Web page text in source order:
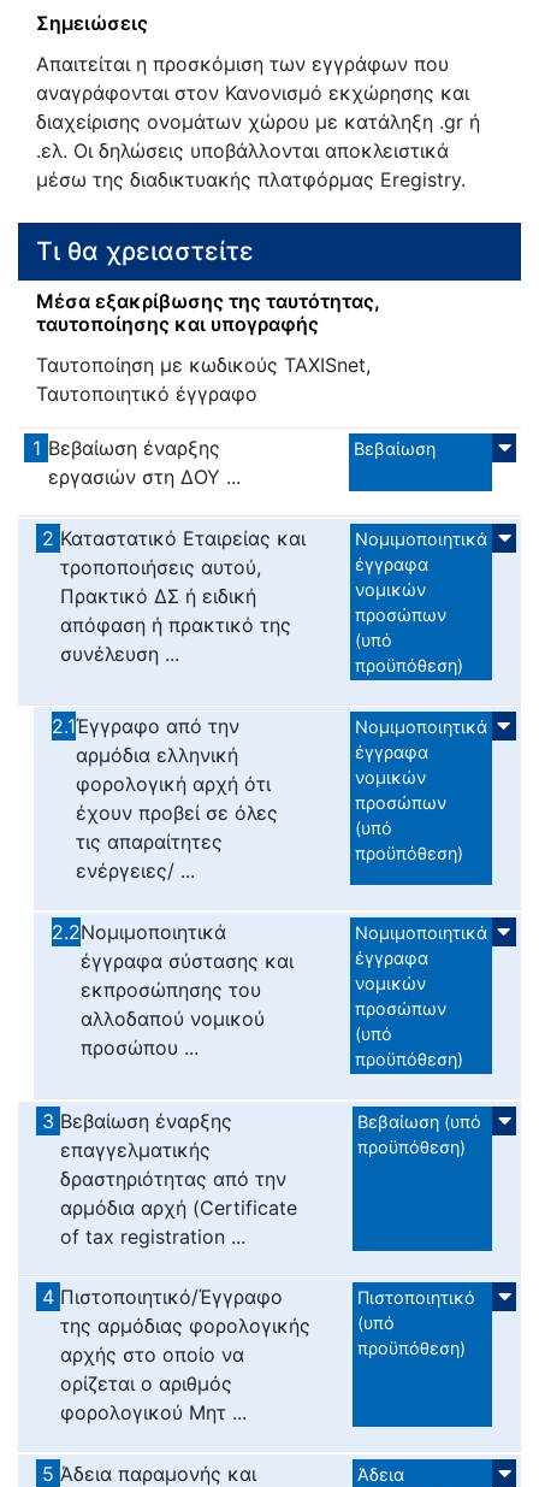
Σημειώσεις
Απαιτείται η προσκόμιση των εγγράφων που
αναγράφονται στoν Κανονισμό εκχώρησης και
διαχείρισης ονομάτων χώρου με κατάληξη .gr ή
.ελ. Οι δηλώσεις υποβάλλονται αποκλειστικά
μέσω της διαδικτυακής πλατφόρμας Eregistry.
Τι θα χρειαστείτε
Μέσα εξακρίβωσης της ταυτότητας,
ταυτοποίησης και υπογραφής
Ταυτοποίηση με κωδικούς TAXISnet,
Ταυτοποιητικό έγγραφο
1 Βεβαίωση έναρξης
εργασιών στη ΔΟΥ ...
Βεβαίωση
2 Καταστατικό Εταιρείας και
τροποποιήσεις αυτού,
Πρακτικό ΔΣ ή ειδική
απόφαση ή πρακτικό της
συνέλευση ...
Νομιμοποιητικά
έγγραφα
νομικών
προσώπων
(υπό
προϋπόθεση)
2.1Έγγραφο από την
αρμόδια ελληνική
φορολογική αρχή ότι
έχουν προβεί σε όλες
τις απαραίτητες
ενέργειες/ ...
Νομιμοποιητικά
έγγραφα
νομικών
προσώπων
(υπό
προϋπόθεση)
2.2Νομιμοποιητικά
έγγραφα σύστασης και
εκπροσώπησης του
αλλοδαπού νομικού
προσώπου ...
Νομιμοποιητικά
έγγραφα
νομικών
προσώπων
(υπό
προϋπόθεση)
3 Βεβαίωση έναρξης
επαγγελματικής
δραστηριότητας από την
αρμόδια αρχή (Certificate
of tax registration ...
Βεβαίωση (υπό
προϋπόθεση)
4 Πιστοποιητικό/Έγγραφο
της αρμόδιας φορολογικής
αρχής στο οποίο να
ορίζεται ο αριθμός
φορολογικού Μητ ...
Πιστοποιητικό
(υπό
προϋπόθεση)
5 Άδεια παραμονής και
Άδεια